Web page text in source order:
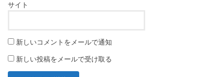
サイト
新しいコメントをメールで通知
新しい投稿をメールで受け取る